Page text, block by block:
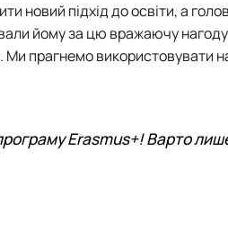
новий підхід до освіти, а
йому за цю вражаючу
прагнемо використовувати
Erasmus+! Варто